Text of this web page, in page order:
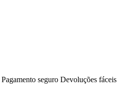
Pagamento seguro Devoluções fáceis